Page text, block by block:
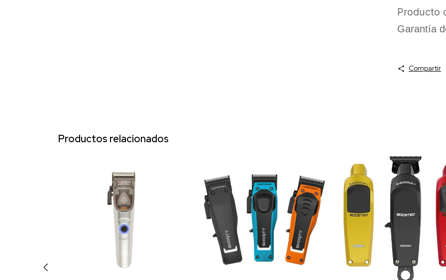
Producto
Garantía
Compartir
Productos relacionados